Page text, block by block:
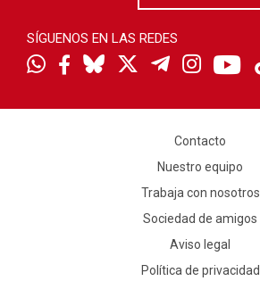
SÍGUENOS EN LAS REDES
Contacto
Nuestro equipo
Trabaja con nosotros
Sociedad de amigos
Aviso legal
Política de privacidad